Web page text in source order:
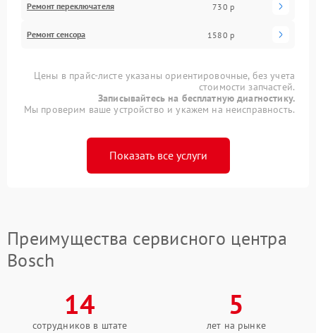
Ремонт переключателя 730 р
Ремонт сенсора 1580 р
Цены в прайс-листе указаны ориентировочные, без учета
стоимости запчастей.
Записывайтесь на бесплатную диагностику.
Мы проверим ваше устройство и укажем на неисправность.
Показать все услуги
Преимущества сервисного центра
Bosch
14
сотрудников в штате
5
лет на рынке